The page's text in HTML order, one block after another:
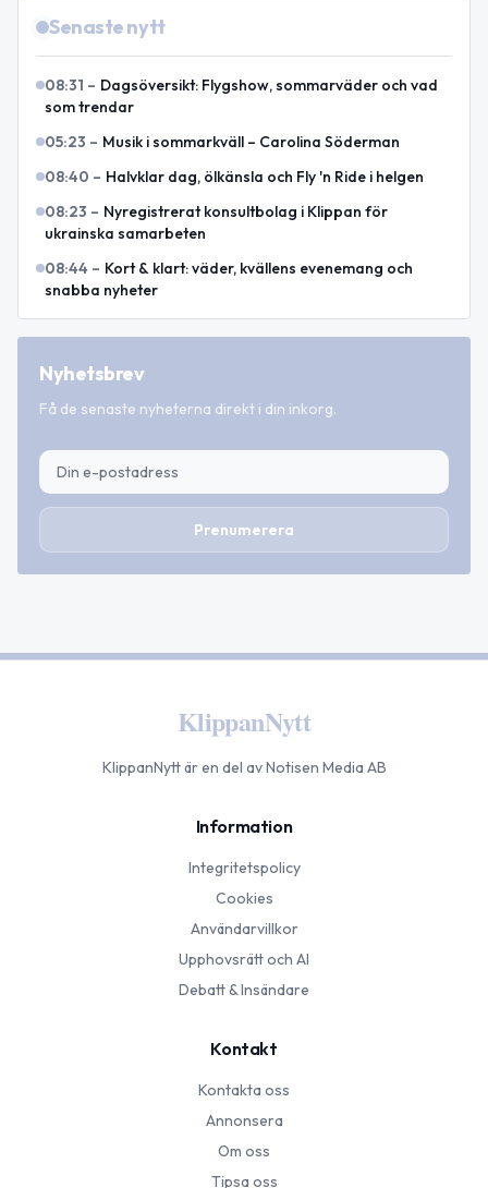
Senaste nytt
08:31 – Dagsöversikt: Flygshow, sommarväder och vad
som trendar
05:23 – Musik i sommarkväll – Carolina Söderman
08:40 – Halvklar dag, ölkänsla och Fly 'n Ride i helgen
08:23 – Nyregistrerat konsultbolag i Klippan för
ukrainska samarbeten
08:44 – Kort & klart: väder, kvällens evenemang och
snabba nyheter
Nyhetsbrev
Få de senaste nyheterna direkt i din inkorg.
Prenumerera
KlippanNytt
KlippanNyttär en del av Notisen Media AB
Information
Integritetspolicy
Cookies
Användarvillkor
Upphovsrätt och AI
Debatt & Insändare
Kontakt
Kontakta oss
Annonsera
Om oss
Tipsa oss